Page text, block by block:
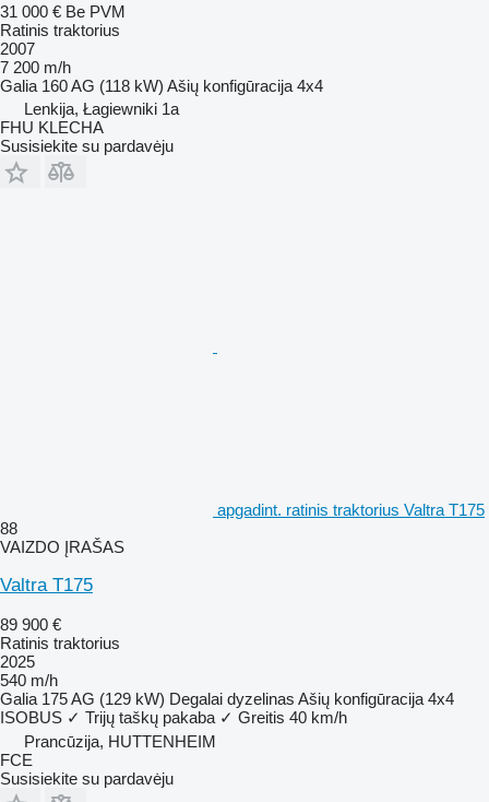
31 000 € Be PVM
Ratinis traktorius
2007
7 200 m/h
Galia 160 AG (118 kW) Ašių konfigūracija 4x4
Lenkija, Łagiewniki 1a
FHU KLECHA
Susisiekite su pardavėju
apgadint. ratinis traktorius Valtra T175
88
VAIZDO ĮRAŠAS
Valtra T175
89 900 €
Ratinis traktorius
2025
540 m/h
Galia 175 AG (129 kW) Degalai dyzelinas Ašių konfigūracija 4x4
ISOBUS ✓ Trijų taškų pakaba ✓ Greitis 40 km/h
Prancūzija, HUTTENHEIM
FCE
Susisiekite su pardavėju